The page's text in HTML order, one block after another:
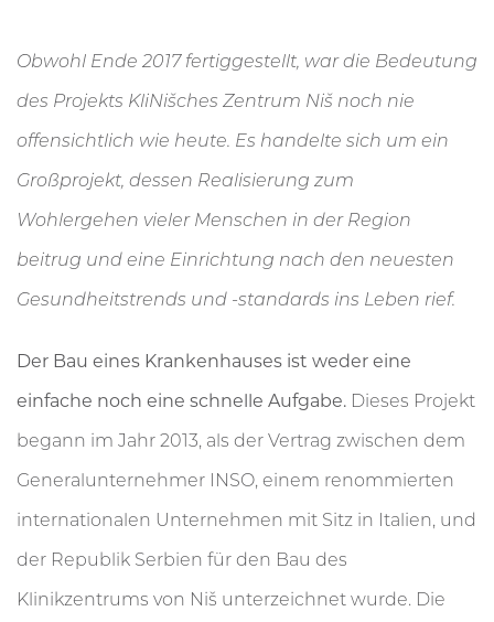
Obwohl Ende 2017 fertiggestellt, war die Bedeutung
des Projekts KliNišches Zentrum Niš noch nie
offensichtlich wie heute. Es handelte sich um ein
Großprojekt, dessen Realisierung zum
Wohlergehen vieler Menschen in der Region
beitrug und eine Einrichtung nach den neuesten
Gesundheitstrends und -standards ins Leben rief.
Der Bau eines Krankenhauses ist weder eine
einfache noch eine schnelle Aufgabe. Dieses Projekt
begann im Jahr 2013, als der Vertrag zwischen dem
Generalunternehmer INSO, einem renommierten
internationalen Unternehmen mit Sitz in Italien, und
der Republik Serbien für den Bau des
Klinikzentrums von Niš unterzeichnet wurde. Die